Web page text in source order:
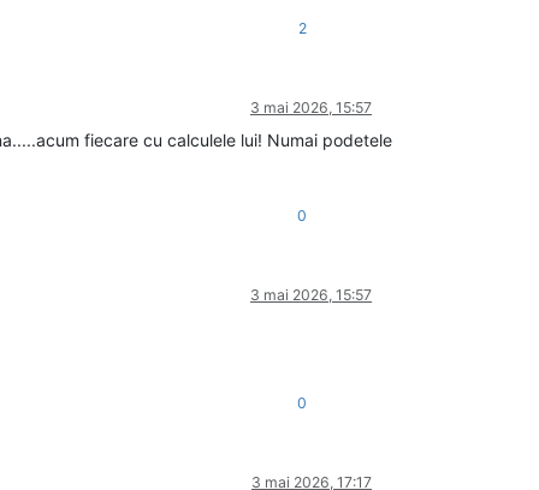
2
3 mai 2026, 15:57
fiecare cu calculele lui! Numai podetele
0
3 mai 2026, 15:57
0
3 mai 2026, 17:17